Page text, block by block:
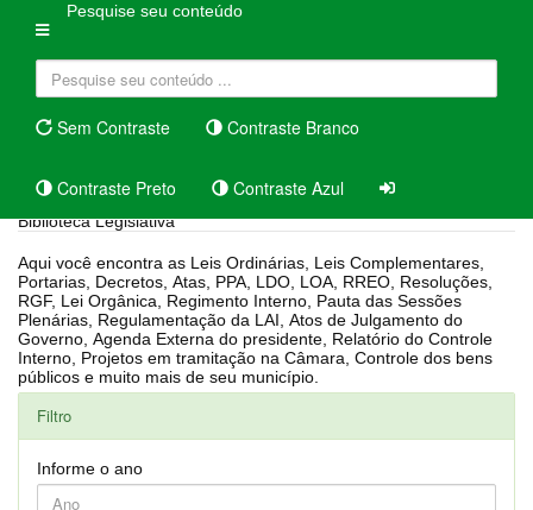
Pesquise seu conteúdo
Sem Contraste Contraste Branco
Contraste Preto Contraste Azul
Biblioteca Legislativa
Aqui você encontra as Leis Ordinárias, Leis Complementares,
Portarias, Decretos, Atas, PPA, LDO, LOA, RREO, Resoluções,
RGF, Lei Orgânica, Regimento Interno, Pauta das Sessões
Plenárias, Regulamentação da LAI, Atos de Julgamento do
Governo, Agenda Externa do presidente, Relatório do Controle
Interno, Projetos em tramitação na Câmara, Controle dos bens
públicos e muito mais de seu município.
Filtro
Informe o ano